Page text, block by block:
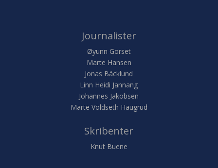
Journalister
Øyunn Gorset
Marte Hansen
Jonas Bäcklund
Linn Heidi Jannang
Johannes Jakobsen
Marte Voldseth Haugrud
Skribenter
Knut Buene